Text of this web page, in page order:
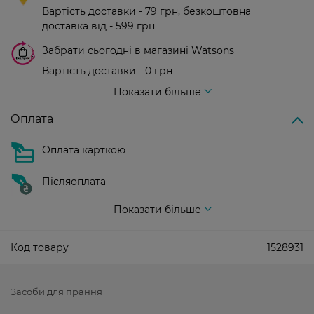
Вартість доставки - 79 грн, безкоштовна
доставка від - 599 грн
Забрати сьогодні в магазині Watsons
Вартість доставки - 0 грн
Показати більше
Оплата
Оплата карткою
Післяоплата
Показати більше
Код товару 1528931
Засоби для прання